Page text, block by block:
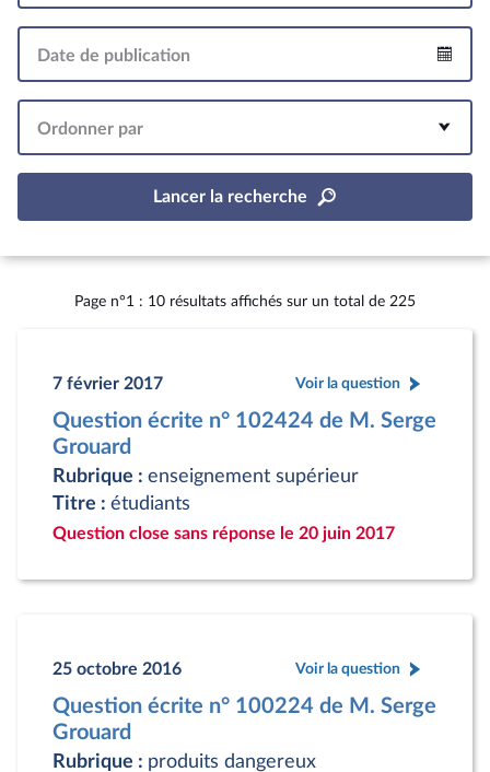
Date de publication
Ordonner par
Lancer la recherche
Page n°1 : 10 résultats affichés sur un total de 225
7 février 2017 Voir la question
Question écrite n° 102424 de M. Serge
Grouard
Rubrique : enseignement supérieur
Titre : étudiants
Question close sans réponse le 20 juin 2017
25 octobre 2016 Voir la question
Question écrite n° 100224 de M. Serge
Grouard
Rubrique : produits dangereux